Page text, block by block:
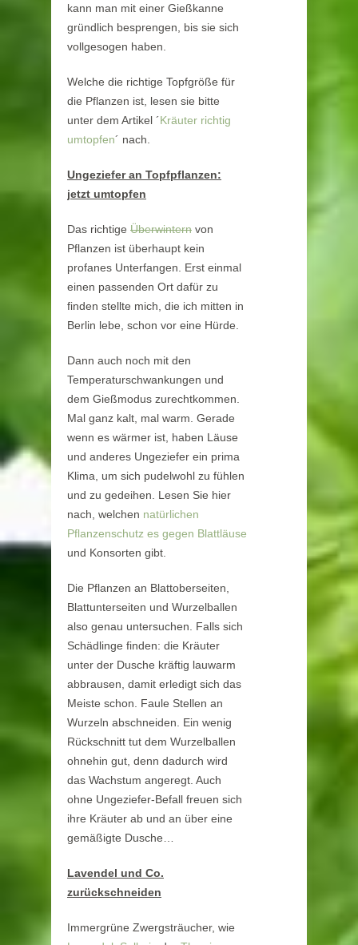
kann man mit einer Gießkanne
gründlich besprengen, bis sie sich
vollgesogen haben.
Welche die richtige Topfgröße für
die Pflanzen ist, lesen sie bitte
unter dem Artikel ´Kräuter richtig
umtopfen´ nach.
Ungeziefer an Topfpflanzen:
jetzt umtopfen
Das richtige Überwintern von
Pflanzen ist überhaupt kein
profanes Unterfangen. Erst einmal
einen passenden Ort dafür zu
finden stellte mich, die ich mitten in
Berlin lebe, schon vor eine Hürde.
Dann auch noch mit den
Temperaturschwankungen und
dem Gießmodus zurechtkommen.
Mal ganz kalt, mal warm. Gerade
wenn es wärmer ist, haben Läuse
und anderes Ungeziefer ein prima
Klima, um sich pudelwohl zu fühlen
und zu gedeihen. Lesen Sie hier
nach, welchen natürlichen
Pflanzenschutz es gegen Blattläuse
und Konsorten gibt.
Die Pflanzen an Blattoberseiten,
Blattunterseiten und Wurzelballen
also genau untersuchen. Falls sich
Schädlinge finden: die Kräuter
unter der Dusche kräftig lauwarm
abbrausen, damit erledigt sich das
Meiste schon. Faule Stellen an
Wurzeln abschneiden. Ein wenig
Rückschnitt tut dem Wurzelballen
ohnehin gut, denn dadurch wird
das Wachstum angeregt. Auch
ohne Ungeziefer-Befall freuen sich
ihre Kräuter ab und an über eine
gemäßigte Dusche…
Lavendel und Co.
zurückschneiden
Immergrüne Zwergsträucher, wie